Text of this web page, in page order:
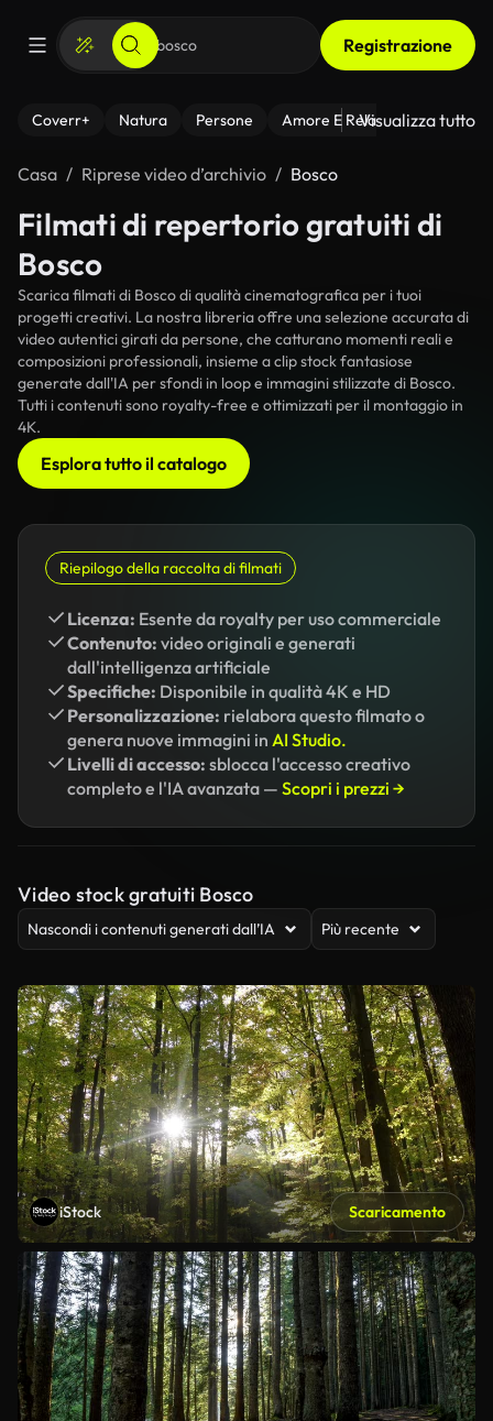
Registrazione
Coverr+ Natura Persone Amore E Relazioni Il
Visualizza tutto
Casa Riprese video d’archivio Bosco
Filmati di repertorio gratuiti di
Bosco
Scarica filmati di Bosco di qualità cinematografica per i tuoi
progetti creativi. La nostra libreria offre una selezione accurata di
video autentici girati da persone, che catturano momenti reali e
composizioni professionali, insieme a clip stock fantasiose
generate dall'IA per sfondi in loop e immagini stilizzate di Bosco.
Tutti i contenuti sono royalty-free e ottimizzati per il montaggio in
4K.
Esplora tutto il catalogo
Riepilogo della raccolta di filmati
Licenza: Esente da royalty per uso commerciale
Contenuto: video originali e generati
dall'intelligenza artificiale
Specifiche: Disponibile in qualità 4K e HD
Personalizzazione: rielabora questo filmato o
genera nuove immagini in AI Studio.
Livelli di accesso: sblocca l'accesso creativo
completo e l'IA avanzata — Scopri i prezzi →
Video stock gratuiti Bosco
Nascondi i contenuti generati dall’IA Più recente
iStock Scaricamento